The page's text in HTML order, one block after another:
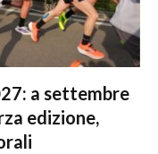
a settembre
edizione,